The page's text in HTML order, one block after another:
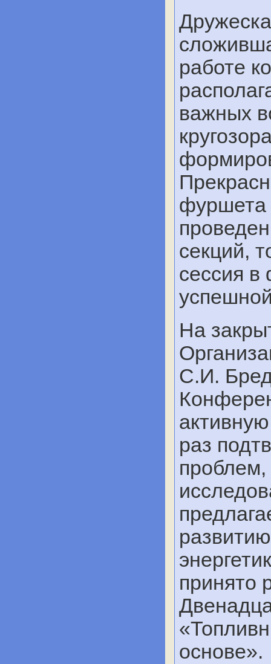
работе
важных
фуршета
секций,
сессия в
На
С.И.
раз
проблем,
принято
основе».